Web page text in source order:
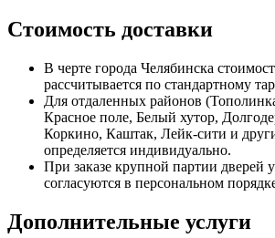
Стоимость доставки
В черте города Челябинска
рассчитывается по стандартному
Для отдаленных районов
Красное поле, Белый хутор,
Коркино, Каштак, Лейк-сити и
определяется индивидуально.
При заказе крупной партии дверей
согласуются в персональном
Дополнительные услуги